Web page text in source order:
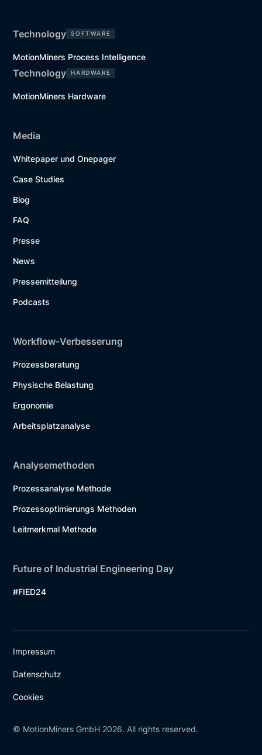
Technology SOFTWARE
MotionMiners Process Intelligence
Technology HARDWARE
MotionMiners Hardware
Media
Whitepaper und Onepager
Case Studies
Blog
FAQ
Presse
News
Pressemitteilung
Podcasts
Workflow-Verbesserung
Prozessberatung
Physische Belastung
Ergonomie
Arbeitsplatzanalyse
Analysemethoden
Prozessanalyse Methode
Prozessoptimierungs Methoden
Leitmerkmal Methode
Future of Industrial Engineering Day
#FIED24
© MotionMiners GmbH 2026. All rights reserved.
Impressum
Datenschutz
Cookies